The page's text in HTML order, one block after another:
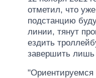
отметил, что
подстанцию
линии, тянут
ездить
завершить лишь